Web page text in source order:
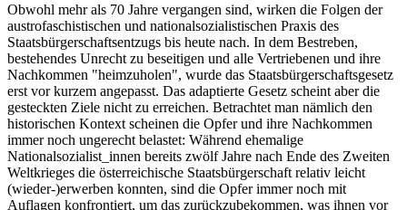
Obwohl mehr als 70 Jahre vergangen sind, wirken die Folgen der
austrofaschistischen und nationalsozialistischen Praxis des
Staatsbürgerschaftsentzugs bis heute nach. In dem Bestreben,
bestehendes Unrecht zu beseitigen und alle Vertriebenen und ihre
Nachkommen "heimzuholen", wurde das Staatsbürgerschaftsgesetz
erst vor kurzem angepasst. Das adaptierte Gesetz scheint aber die
gesteckten Ziele nicht zu erreichen. Betrachtet man nämlich den
historischen Kontext scheinen die Opfer und ihre Nachkommen
immer noch ungerecht belastet: Während ehemalige
Nationalsozialist_innen bereits zwölf Jahre nach Ende des Zweiten
Weltkrieges die österreichische Staatsbürgerschaft relativ leicht
(wieder-)erwerben konnten, sind die Opfer immer noch mit
Auflagen konfrontiert, um das zurückzubekommen, was ihnen vor